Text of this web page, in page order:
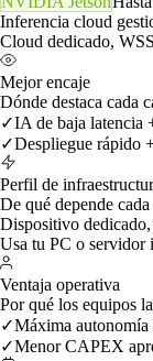
Procesamiento de IA
Dónde corre la
Inferencia local sobre
NVIDIA Jetson
Inferencia cloud
Cloud dedicado,
Mejor encaje
Dónde destaca cada
✓IA de baja latencia
✓Despliegue rápido
Perfil de infraestructura
De qué depende cada
Dispositivo dedicado,
Usa tu PC o servidor